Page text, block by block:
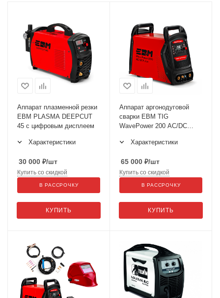
Аппарат плазменной резки
ЕВМ PLASMA DEEPCUT
45 с цифровым дисплеем
Характеристики
30 000 ₽/шт
КУПИТЬ
Купить со скидкой
В РАССРОЧКУ
Аппарат аргонодуговой
сварки ЕВМ TIG
WavePower 200 AC/DC
Характеристики
65 000 ₽/шт
КУПИТЬ
Купить со скидкой
В РАССРОЧКУ